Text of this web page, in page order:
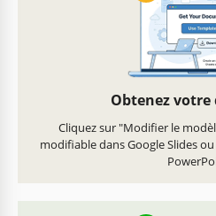
Obtenez
Cliquez sur "Modifier le
modifiable dans Google Slides